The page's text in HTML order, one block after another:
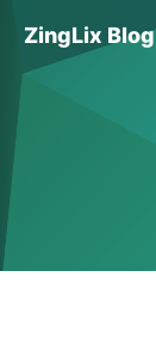
ZingLix Blog